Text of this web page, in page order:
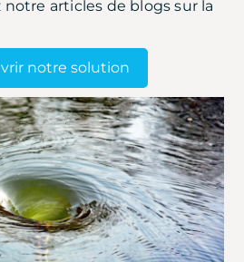
articles de blogs sur la
notre solution